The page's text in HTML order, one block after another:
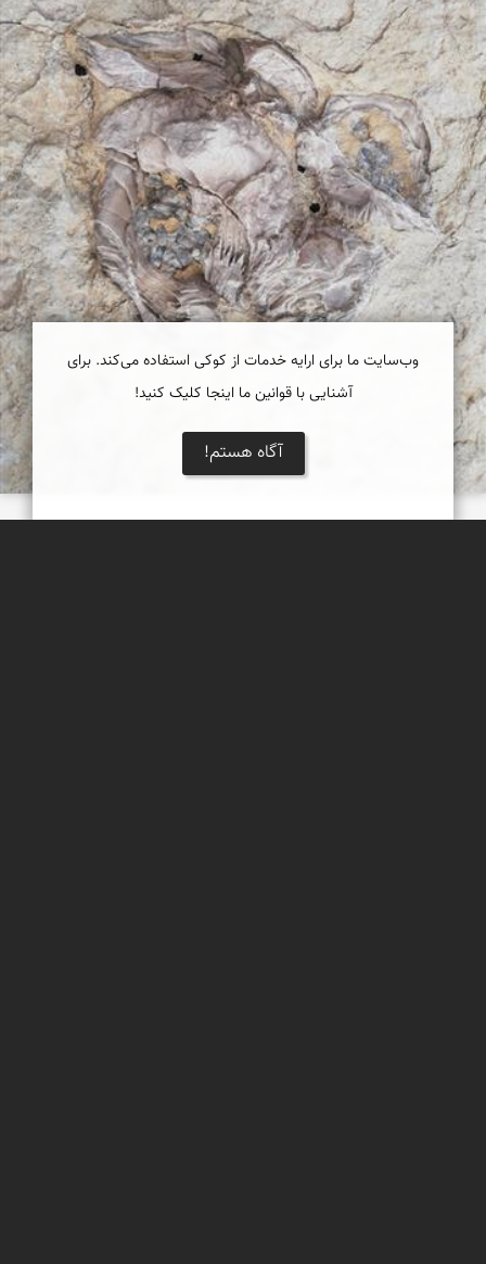
فسیل زیبا
وب‌سایت ما برای ارایه خدمات از کوکی استفاده می‌کند. برای
آشنایی با قوانین ما اینجا کلیک کنید!
آگاه هستم!